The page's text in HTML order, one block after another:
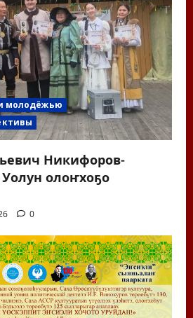
молодёжью
Никифоров-
олоҥхоҕо
0